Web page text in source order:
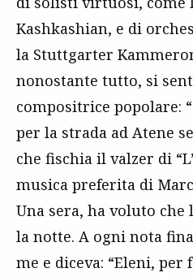
Kashkashian, e di
la Stuttgarter
nonostante tutto, si
compositrice popolare:
per la strada ad Atene
che fischia il valzer di
musica preferita di
Una sera, ha voluto
la notte. A ogni nota
me e diceva: “Eleni, per